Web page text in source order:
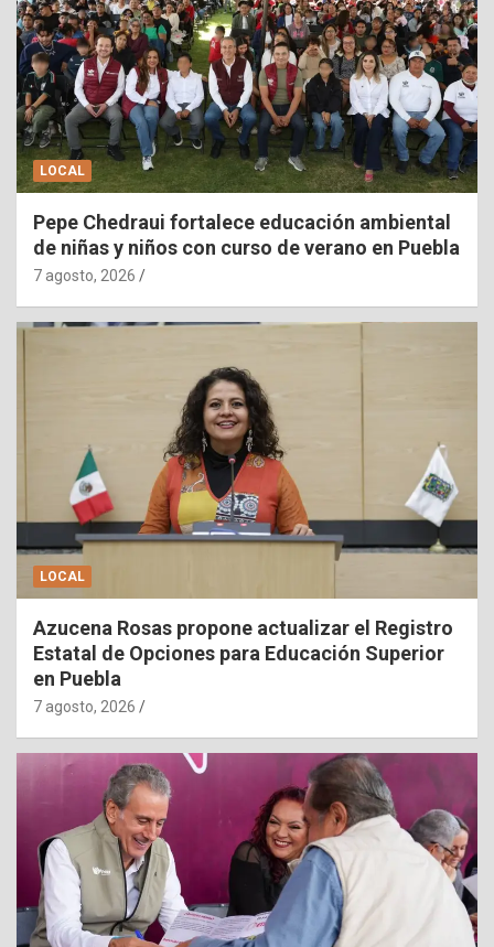
LOCAL
Pepe Chedraui fortalece educación ambiental
de niñas y niños con curso de verano en Puebla
7 agosto, 2026
LOCAL
Azucena Rosas propone actualizar el Registro
Estatal de Opciones para Educación Superior
en Puebla
7 agosto, 2026